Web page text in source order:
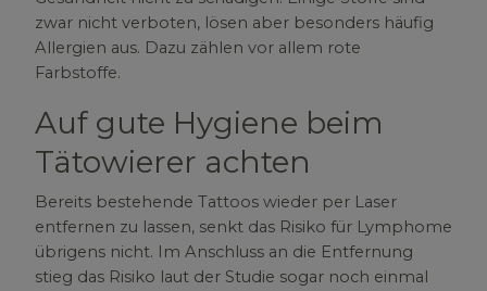
zwar nicht verboten, lösen aber besonders häufig
Allergien aus. Dazu zählen vor allem rote
Farbstoffe.
Auf gute Hygiene beim
Tätowierer achten
Bereits bestehende Tattoos wieder per Laser
entfernen zu lassen, senkt das Risiko für Lymphome
übrigens nicht. Im Anschluss an die Entfernung
stieg das Risiko laut der Studie sogar noch einmal